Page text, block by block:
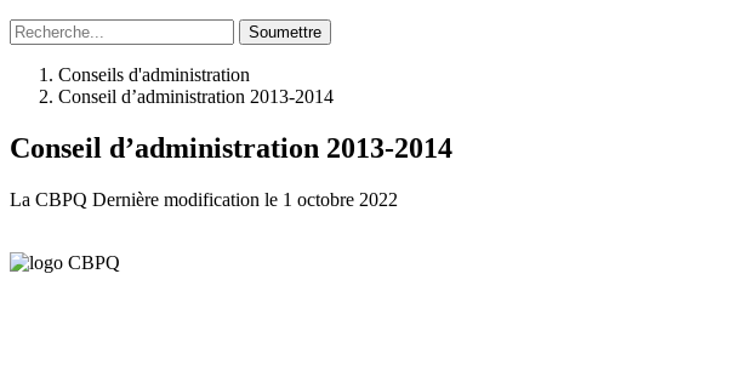
Soumettre
Conseils d'administration
Conseil d’administration 2013-2014
Conseil d’administration 2013-2014
La CBPQ Dernière modification le 1 octobre 2022